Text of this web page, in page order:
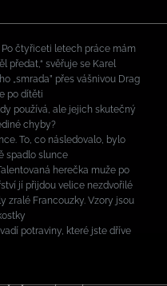
Po čtyřiceti letech práce mám
předat,“ svěřuje se Karel
„smrada” přes vášnivou Drag
po dítěti
používá, ale jejich skutečný
chyby?
To, co následovalo, bylo
spadlo slunce
herečka muže po
jí přijdou velice nezdvořilé
zralé Francouzky. Vzory jsou
potraviny, které jste dříve